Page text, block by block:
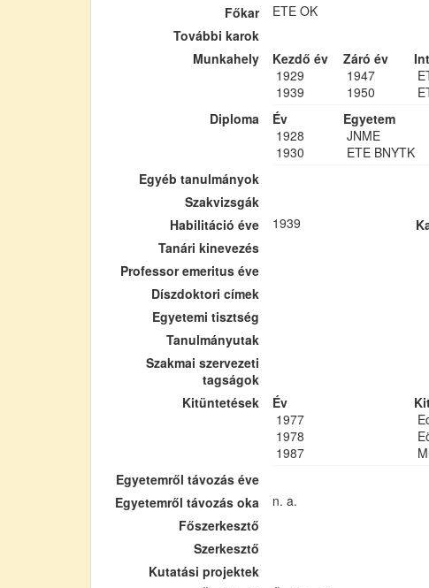
Főkar
ETE OK
További karok
Munkahely
Kezdő év Záró év
1929
1947
1939
1950
Diploma
Év Egyetem
1928
JNME
1930
ETE BNYTK
Egyéb tanulmányok
Szakvizsgák
Habilitáció éve
1939
Tanári kinevezés
Professor emeritus éve
Díszdoktori címek
Egyetemi tisztség
Tanulmányutak
Szakmai szervezeti
tagságok
Kitüntetések
Év
1977
1978
1987
Egyetemről távozás éve
Egyetemről távozás oka
n. a.
Főszerkesztő
Szerkesztő
Kutatási projektek